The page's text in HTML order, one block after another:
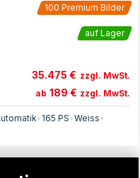
100 Premium Bilder
auf Lager
35.475 € zzgl. MwSt.
ab 189 € zzgl. MwSt.
• 165 PS•Weiss•